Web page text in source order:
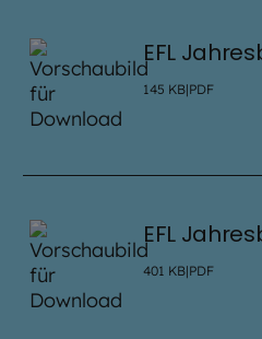
EFL
145 KB|PDF
EFL
401 KB|PDF